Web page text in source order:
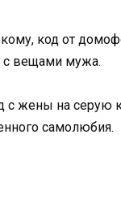
код от
с вещами мужа.
с жены на серую
самолюбия.